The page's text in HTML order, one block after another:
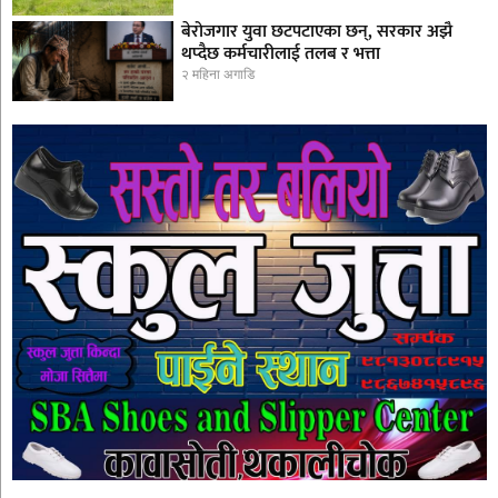
बेरोजगार युवा छटपटाएका छन्, सरकार अझै
थप्दैछ कर्मचारीलाई तलब र भत्ता
२ महिना अगाडि